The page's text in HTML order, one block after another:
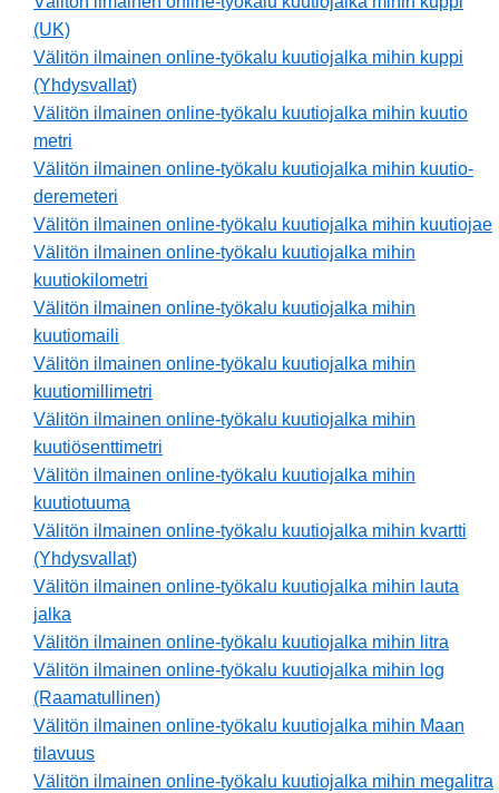
(UK)
Välitön ilmainen online-työkalu kuutiojalka mihin kuppi
(Yhdysvallat)
Välitön ilmainen online-työkalu kuutiojalka mihin kuutio
metri
Välitön ilmainen online-työkalu kuutiojalka mihin kuutio-
deremeteri
Välitön ilmainen online-työkalu kuutiojalka mihin kuutiojae
Välitön ilmainen online-työkalu kuutiojalka mihin
kuutiokilometri
Välitön ilmainen online-työkalu kuutiojalka mihin
kuutiomaili
Välitön ilmainen online-työkalu kuutiojalka mihin
kuutiomillimetri
Välitön ilmainen online-työkalu kuutiojalka mihin
kuutiösenttimetri
Välitön ilmainen online-työkalu kuutiojalka mihin
kuutiotuuma
Välitön ilmainen online-työkalu kuutiojalka mihin kvartti
(Yhdysvallat)
Välitön ilmainen online-työkalu kuutiojalka mihin lauta
jalka
Välitön ilmainen online-työkalu kuutiojalka mihin litra
Välitön ilmainen online-työkalu kuutiojalka mihin log
(Raamatullinen)
Välitön ilmainen online-työkalu kuutiojalka mihin Maan
tilavuus
Välitön ilmainen online-työkalu kuutiojalka mihin megalitra